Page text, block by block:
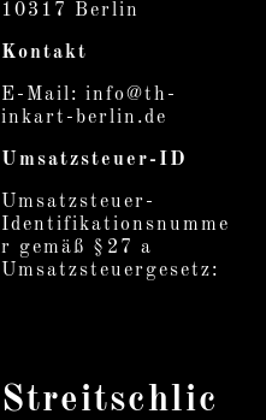
10317 Berlin
Kontakt
E-Mail: info@th-
inkart-berlin.de
Umsatzsteuer-ID
Umsatzsteuer-
Identifikationsnumme
r gemäß §27 a
Umsatzsteuergesetz:
Streitschlic